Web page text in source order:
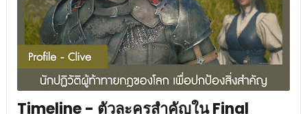
Timeline - ตัวละครสำคัญใน Final